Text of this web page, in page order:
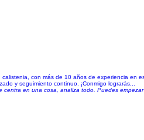
con más de 10 años de experiencia en
y seguimiento continuo. ¡Conmigo lograrás...
en una cosa, analiza todo. Puedes